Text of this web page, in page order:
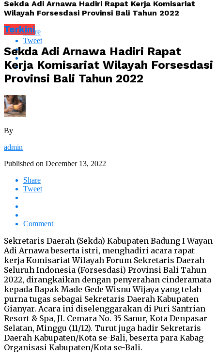
Sekda Adi Arnawa Hadiri Rapat Kerja Komisariat
Wilayah Forsesdasi Provinsi Bali Tahun 2022
Share
Tweet
Terkini
Sekda Adi Arnawa Hadiri Rapat
Kerja Komisariat Wilayah Forsesdasi
Provinsi Bali Tahun 2022
By
admin
Published on December 13, 2022
Share
Tweet
Comment
Sekretaris Daerah (Sekda) Kabupaten Badung I Wayan
Adi Arnawa beserta istri, menghadiri acara rapat
kerja Komisariat Wilayah Forum Sekretaris Daerah
Seluruh Indonesia (Forsesdasi) Provinsi Bali Tahun
2022, dirangkaikan dengan penyerahan cinderamata
kepada Bapak Made Gede Wisnu Wijaya yang telah
purna tugas sebagai Sekretaris Daerah Kabupaten
Gianyar. Acara ini diselenggarakan di Puri Santrian
Resort & Spa, Jl. Cemara No. 35 Sanur, Kota Denpasar
Selatan, Minggu (11/12). Turut juga hadir Sekretaris
Daerah Kabupaten/Kota se-Bali, beserta para Kabag
Organisasi Kabupaten/Kota se-Bali.